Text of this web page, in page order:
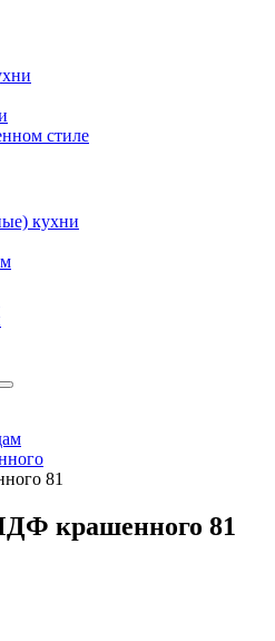
стиле
кухни
81
крашенного 81